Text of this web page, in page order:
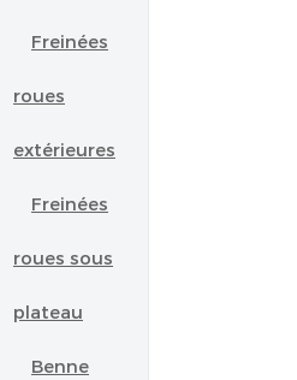
Freinées
roues
extérieures
Freinées
roues sous
plateau
Benne